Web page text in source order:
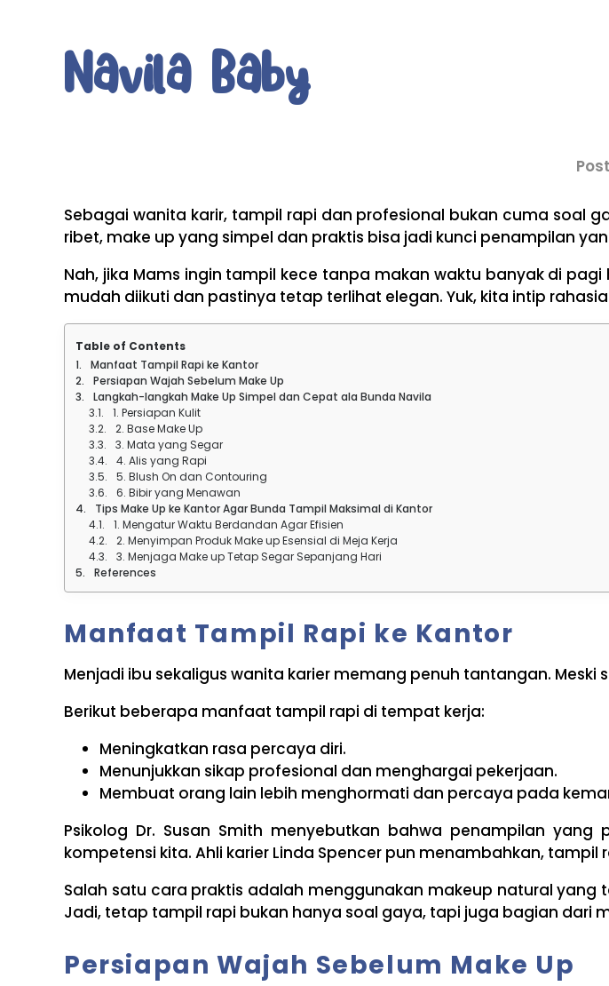
Navila Baby
Sebagai wanita karir, tampil rapi dan profesional bukan cuma soal
ribet, make up yang simpel dan praktis bisa jadi kunci penampilan
Nah, jika Mams ingin tampil kece tanpa makan waktu banyak di
mudah diikuti dan pastinya tetap terlihat elegan. Yuk, kita intip
Table of Contents
Manfaat Tampil Rapi ke Kantor
Persiapan Wajah Sebelum Make Up
Langkah-langkah Make Up Simpel dan Cepat ala Bunda Navila
1. Persiapan Kulit
2. Base Make Up
3. Mata yang Segar
4. Alis yang Rapi
5. Blush On dan Contouring
6. Bibir yang Menawan
Tips Make Up ke Kantor Agar Bunda Tampil Maksimal di Kantor
1. Mengatur Waktu Berdandan Agar Efisien
2. Menyimpan Produk Make up Esensial di Meja Kerja
3. Menjaga Make up Tetap Segar Sepanjang Hari
References
Manfaat Tampil Rapi ke Kantor
Menjadi ibu sekaligus wanita karier memang penuh tantangan.
Berikut beberapa manfaat tampil rapi di tempat kerja:
Meningkatkan rasa percaya diri.
Menunjukkan sikap profesional dan menghargai pekerjaan.
Membuat orang lain lebih menghormati dan percaya pada
Psikolog Dr. Susan Smith menyebutkan bahwa penampilan
kompetensi kita. Ahli karier Linda Spencer pun menambahkan,
Salah satu cara praktis adalah menggunakan makeup natural
Jadi, tetap tampil rapi bukan hanya soal gaya, tapi juga bagian dari
Persiapan Wajah Sebelum Make Up